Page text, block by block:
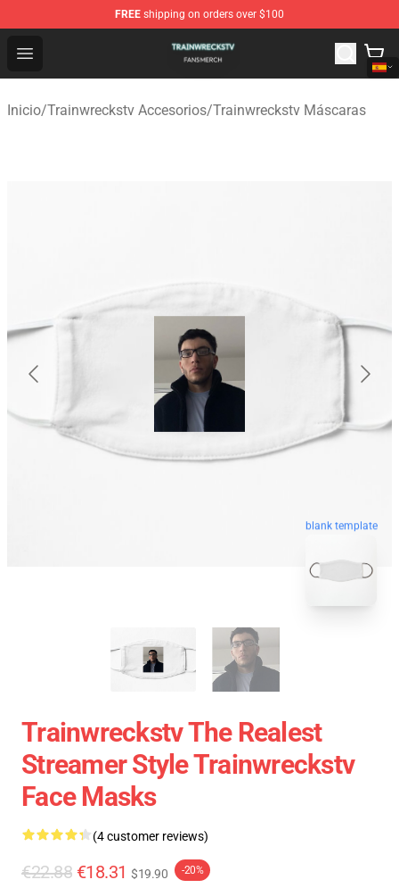
FREE shipping on orders over $100
Open menu
Trainwreckstv Shop - Official Trainwreckstv
Inicio/Trainwreckstv Accesorios/Trainwreckstv Máscaras
blank template
Trainwreckstv The Realest
Streamer Style Trainwreckstv
Face Masks
(4 customer reviews)
€22.88 €18.31 $19.90 -20%